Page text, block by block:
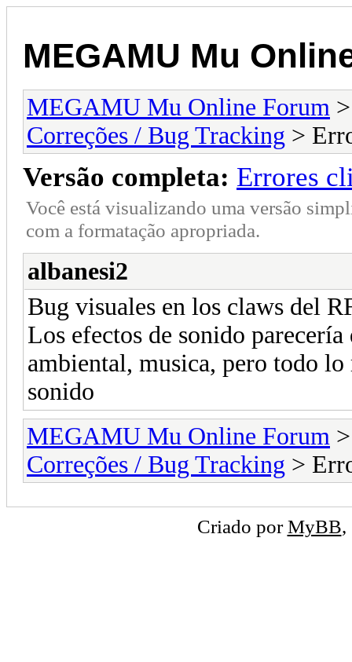
MEGAMU Mu
MEGAMU Mu Online Forum
Correções / Bug Tracking >
Versão completa: Errores
Você está visualizando uma versão
com a formatação apropriada.
albanesi2
Bug visuales en los claws del
Los efectos de sonido
ambiental, musica, pero todo
sonido
MEGAMU Mu Online Forum
Correções / Bug Tracking >
Criado porMyBB,